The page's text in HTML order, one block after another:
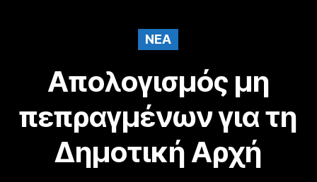
NEA
Απολογισμός μη
πεπραγμένων για τη
Δημοτική Αρχή